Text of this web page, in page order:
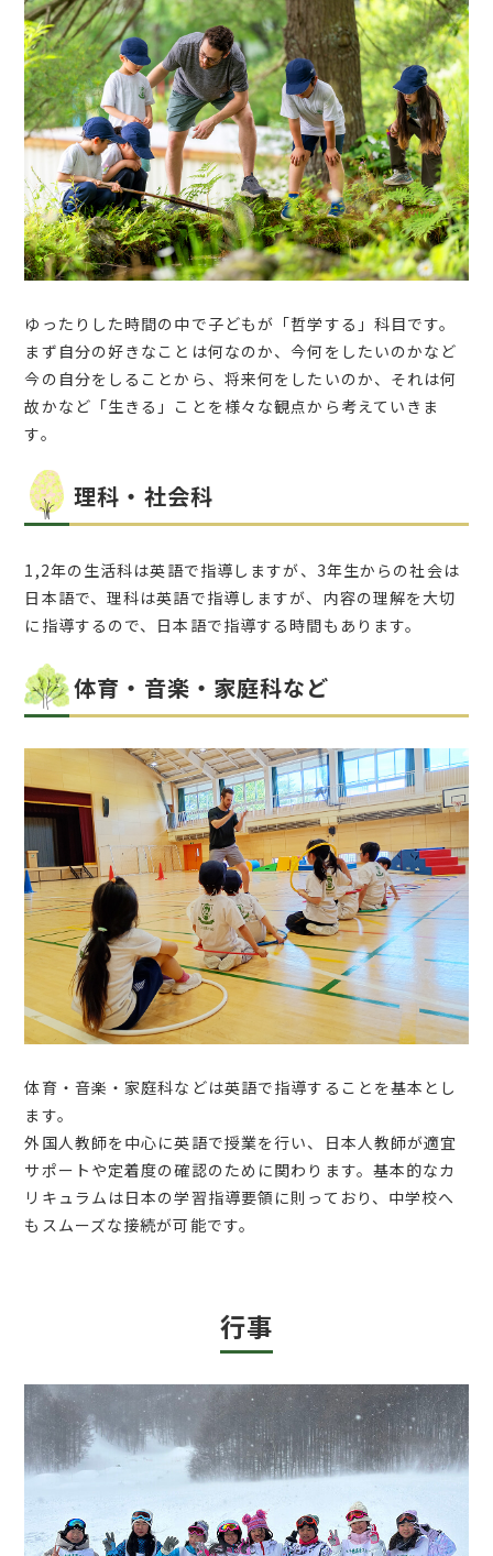
ゆったりした時間の中で子どもが「哲学する」科目です。
まず自分の好きなことは何なのか、今何をしたいのかなど
今の自分をしることから、将来何をしたいのか、それは何
故かなど「生きる」ことを様々な観点から考えていきま
す。
理科・社会科
1,2年の生活科は英語で指導しますが、3年生からの社会は
日本語で、理科は英語で指導しますが、内容の理解を大切
に指導するので、日本語で指導する時間もあります。
体育・音楽・家庭科など
体育・音楽・家庭科などは英語で指導することを基本とし
ます。
外国人教師を中心に英語で授業を行い、日本人教師が適宜
サポートや定着度の確認のために関わります。基本的なカ
リキュラムは日本の学習指導要領に則っており、中学校へ
もスムーズな接続が可能です。
行事